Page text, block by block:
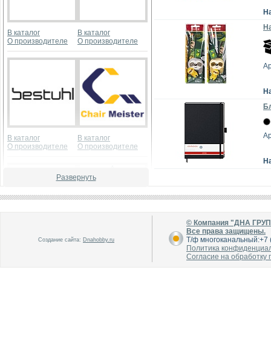
В каталог
О производителе
В каталог
О производителе
В каталог
О производителе
В каталог
О производителе
В каталог
В каталог
Развернуть
Создание сайта: Dnahobby.ru
© Компания "ДНА
Все права защищены.
Т/ф
Политика
Согласие на